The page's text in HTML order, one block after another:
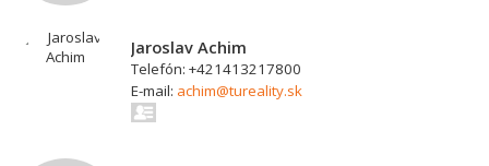
Jaroslav Achim
Telefón: +421413217800
E-mail: achim@tureality.sk